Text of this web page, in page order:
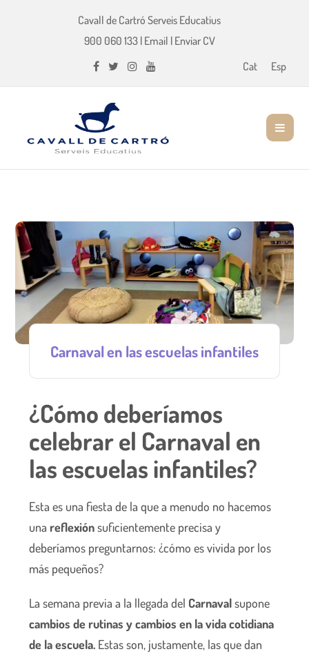
Cavall de Cartró Serveis Educatius
900 060 133| Email | Enviar CV
Cat
Esp
Carnaval en las escuelas infantiles
¿Cómo deberíamos
celebrar el Carnaval en
las escuelas infantiles?
Esta es una fiesta de la que a menudo no hacemos
una reflexiónsuficientemente precisa y
deberíamos preguntarnos: ¿cómo es vivida por los
más pequeños?
La semana previa a la llegada del Carnaval supone
cambios de rutinas y cambios en la vida cotidiana
de la escuela. Estas son, justamente, las que dan